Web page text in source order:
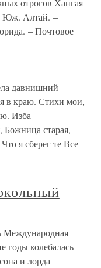
отрогов Хангая
Юж. Алтай. –
– Почтовое
давнишний
в краю. Стихи мои,
Изба
Божница старая,
я сберег те Все
Международная
годы колебалась
и лорда